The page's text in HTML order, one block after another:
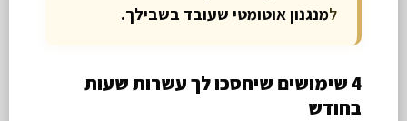
למנגנון אוטומטי שעובד בשבילך.
4 שימושים שיחסכו לך עשרות שעות
בחודש